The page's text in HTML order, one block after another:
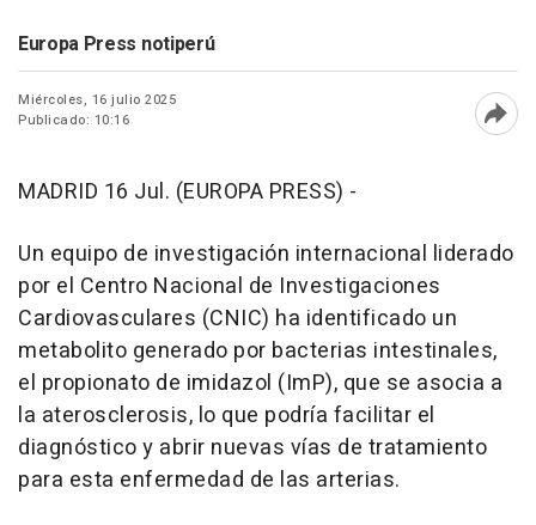
Europa Press notiperú
Miércoles, 16 julio 2025
Publicado: 10:16
MADRID 16 Jul. (EUROPA PRESS) -
Un equipo de investigación internacional liderado
por el Centro Nacional de Investigaciones
Cardiovasculares (CNIC) ha identificado un
metabolito generado por bacterias intestinales,
el propionato de imidazol (ImP), que se asocia a
la aterosclerosis, lo que podría facilitar el
diagnóstico y abrir nuevas vías de tratamiento
para esta enfermedad de las arterias.